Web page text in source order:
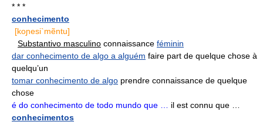
* * *
conhecimento
[koɲesi`mẽntu]
Substantivo masculino connaissance féminin
dar conhecimento de algo a alguém faire part de quelque chose à
quelqu’un
tomar conhecimento de algo prendre connaissance de quelque
chose
é do conhecimento de todo mundo que … il est connu que …
conhecimentos